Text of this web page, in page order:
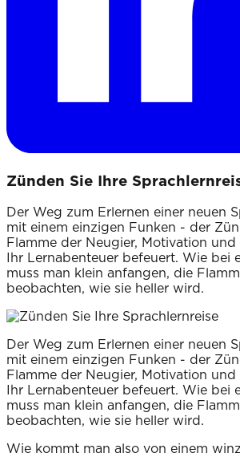
Zünden Sie Ihre
Der Weg zum Erlernen einer neuen
mit einem einzigen Funken - der
Flamme der Neugier, Motivation
Ihr Lernabenteuer befeuert. Wie bei
muss man klein anfangen, die
beobachten, wie sie heller wird.
Der Weg zum Erlernen einer neuen
mit einem einzigen Funken - der
Flamme der Neugier, Motivation
Ihr Lernabenteuer befeuert. Wie bei
muss man klein anfangen, die
beobachten, wie sie heller wird.
Wie kommt man also von einem